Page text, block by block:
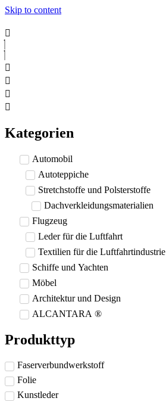
Skip to content
Kategorien
Automobil
Autoteppiche
Stretchstoffe und Polsterstoffe
Dachverkleidungsmaterialien
Flugzeug
Leder für die Luftfahrt
Textilien für die Luftfahrtindustrie
Schiffe und Yachten
Möbel
Architektur und Design
ALCANTARA ®
Produkttyp
Faserverbundwerkstoff
Folie
Kunstleder